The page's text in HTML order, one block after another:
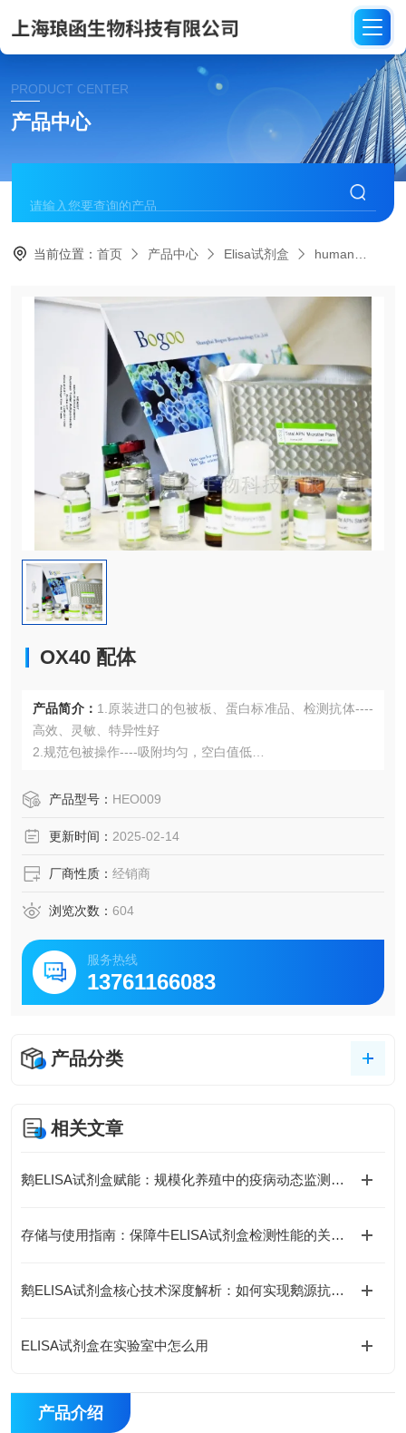
PRODUCT CENTER
产品中心
当前位置：首页 产品中心 Elisa试剂盒 human
OX40 配体
产品简介： 1.原装进口的包被板、蛋白标准品、检测抗体----
高效、灵敏、特异性好
2.规范包被操作----吸附均匀，空白值低
4.适用于血浆、血清、组织匀浆液、细胞培养上清液、尿液、
5.可检测动物类型丰富：人、猴、大鼠、小鼠、兔、猪、犬、
6.检测指标齐全：炎症因子、血管生成素、动脉粥样硬化因
子、趋化因子、生长因子、基质金属蛋白酶、脂肪因子等。
产品型号： HEO009
更新时间： 2025-02-14
厂商性质： 经销商
浏览次数： 604
服务热线
13761166083
产品分类
相关文章
鹅ELISA试剂盒赋能：规模化养殖中的疫病动态监测体系
存储与使用指南：保障牛ELISA试剂盒检测性能的关键措施
鹅ELISA试剂盒核心技术深度解析：如何实现鹅源抗体与抗原的高特异性检测及精准定量分析？
ELISA试剂盒在实验室中怎么用
产品介绍